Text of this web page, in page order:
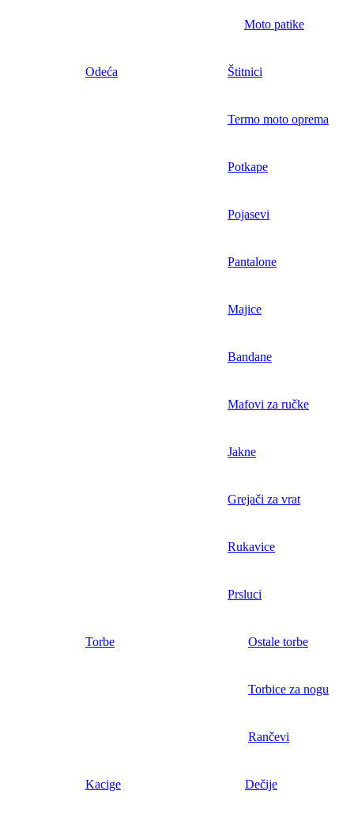
Moto patike
Odeća Štitnici
Termo moto oprema
Potkape
Pojasevi
Pantalone
Majice
Bandane
Mafovi za ručke
Jakne
Grejači za vrat
Rukavice
Prsluci
Torbe Ostale torbe
Torbice za nogu
Rančevi
Kacige Dečije